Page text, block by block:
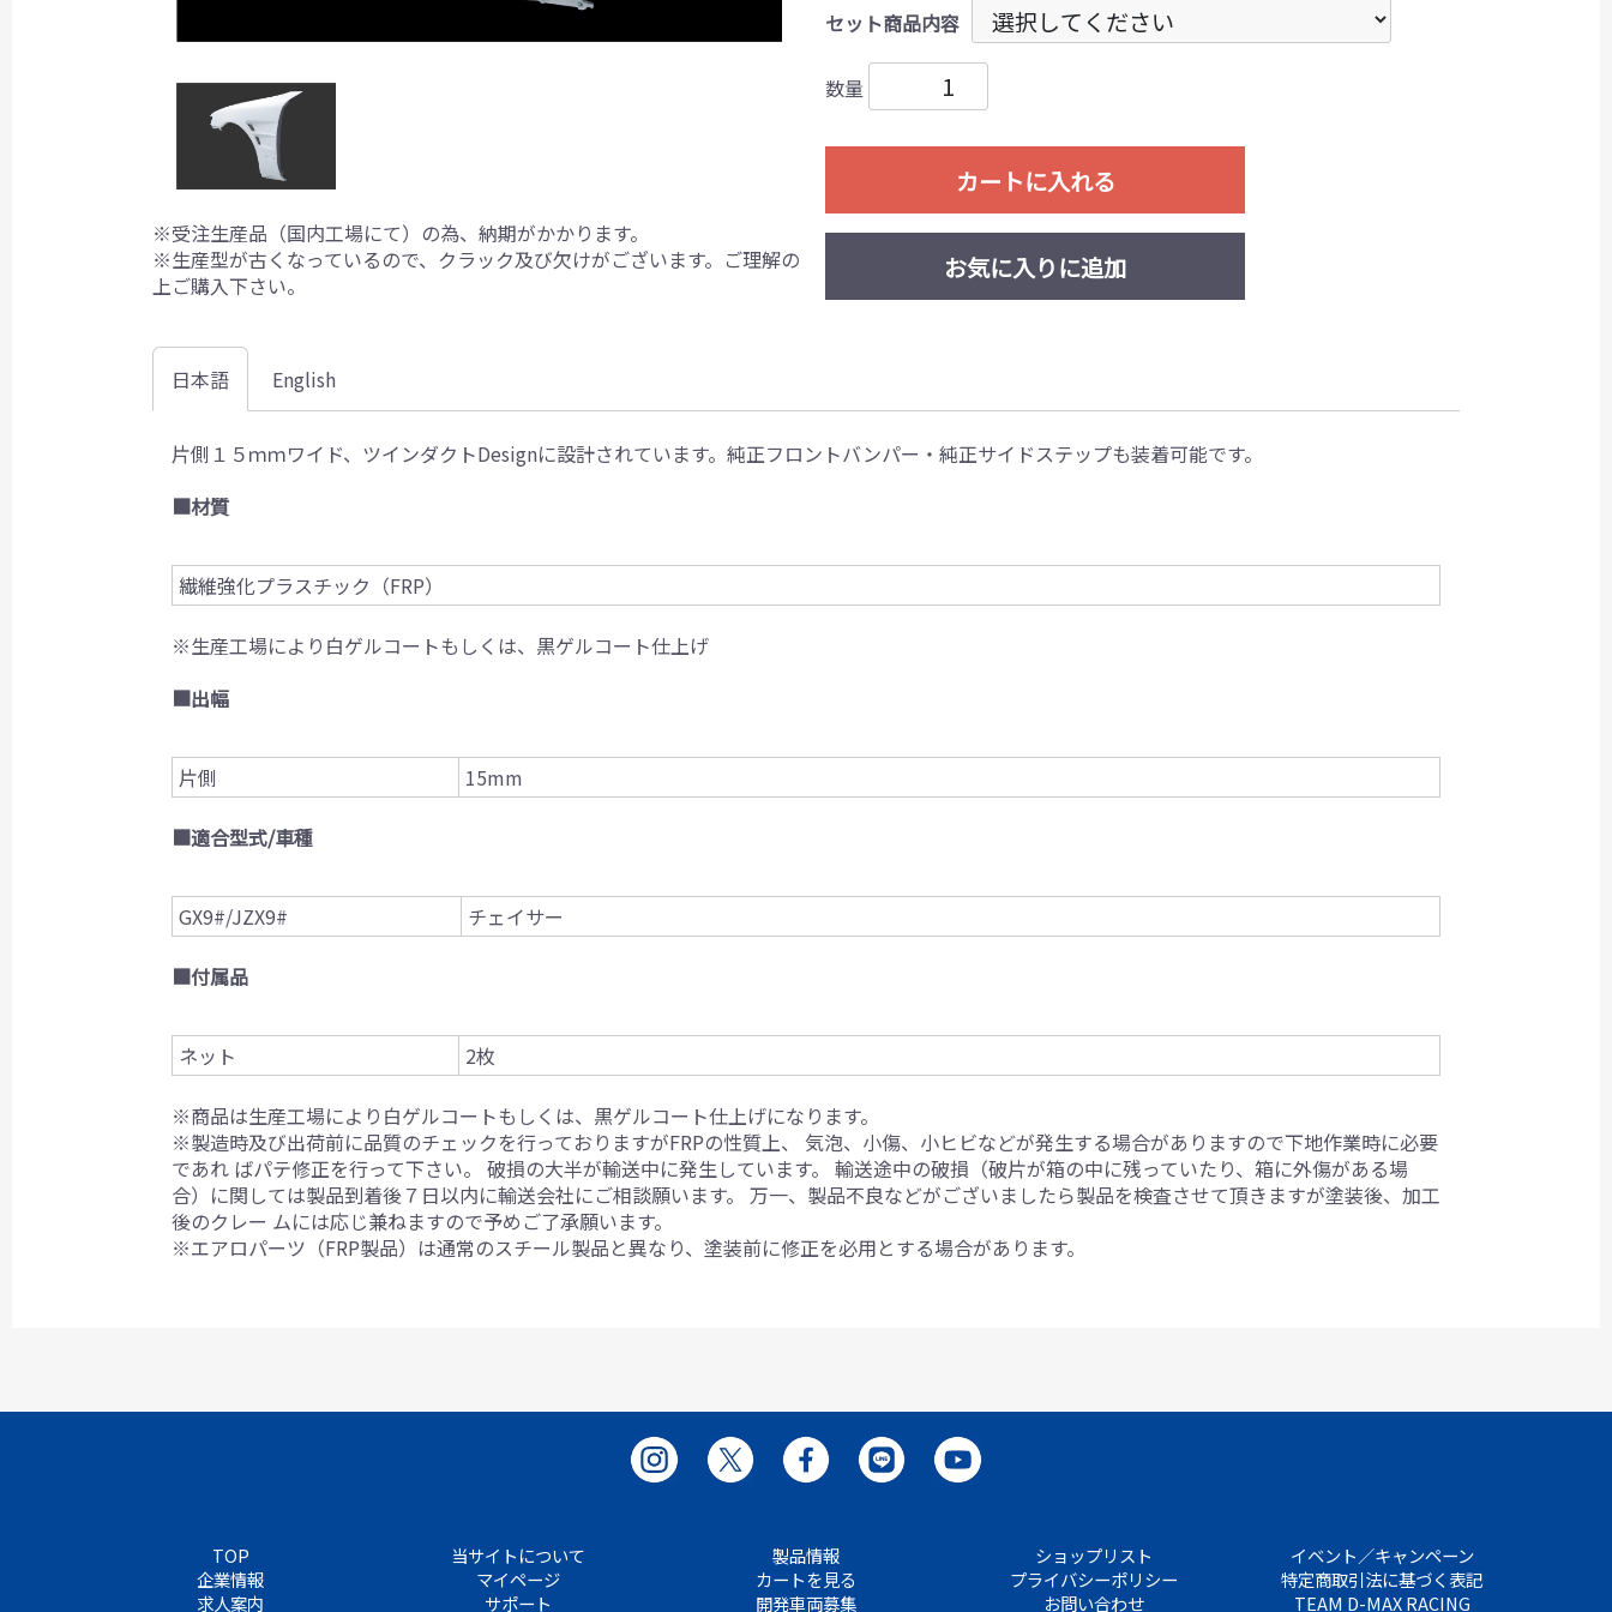
※受注生産品（国内工場にて）の為、納期がかかります。
※生産型が古くなっているので、クラック及び欠けがございます。ご理解の
上ご購入下さい。
セット商品内容
数量
カートに入れる
お気に入りに追加
日本語 English
片側１５ｍｍワイド、ツインダクトDesignに設計されています。純正フロントバンパー・純正サイドステップも装着可能です。
■材質
繊維強化プラスチック（FRP）
※生産工場により白ゲルコートもしくは、黒ゲルコート仕上げ
■出幅
片側 15mm
■適合型式/車種
GX9#/JZX9# チェイサー
■付属品
ネット 2枚
※商品は生産工場により白ゲルコートもしくは、黒ゲルコート仕上げになります。
※製造時及び出荷前に品質のチェックを行っておりますがFRPの性質上、 気泡、小傷、小ヒビなどが発生する場合がありますので下地作業時に必要
であれ ばパテ修正を行って下さい。 破損の大半が輸送中に発生しています。 輸送途中の破損（破片が箱の中に残っていたり、箱に外傷がある場
合）に関しては製品到着後７日以内に輸送会社にご相談願います。 万一、製品不良などがございましたら製品を検査させて頂きますが塗装後、加工
後のクレー ムには応じ兼ねますので予めご了承願います。
※エアロパーツ（FRP製品）は通常のスチール製品と異なり、塗装前に修正を必用とする場合があります。
TOP 当サイトについて 製品情報 ショップリスト
イベント／キャンペーン
企業情報
マイページ カートを見る プライバシーポリシー
特定商取引法に基づく表記
求人案内
サポート 開発車両募集 お問い合わせ TEAM D-MAX RACING